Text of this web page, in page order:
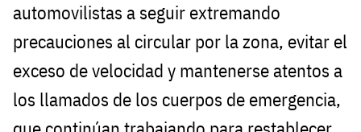
automovilistas a seguir extremando
precauciones al circular por la zona, evitar el
exceso de velocidad y mantenerse atentos a
los llamados de los cuerpos de emergencia,